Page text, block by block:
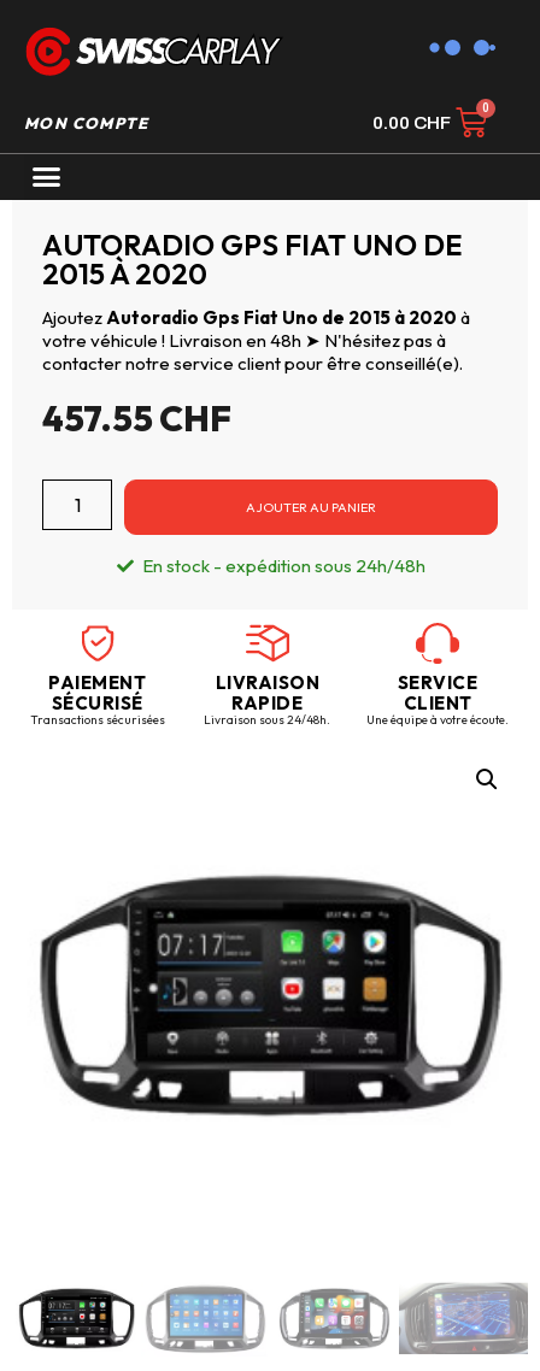
MON COMPTE 0.00 CHF
AUTORADIO GPS FIAT UNO DE
2015 À 2020
Ajoutez Autoradio Gps Fiat Uno de 2015 à 2020 à
votre véhicule ! Livraison en 48h ➤ N'hésitez pas à
contacter notre service client pour être conseillé(e).
457.55CHF
AJOUTER AU PANIER
En stock - expédition sous 24h/48h
PAIEMENT
SÉCURISÉ
Transactions sécurisées
LIVRAISON
RAPIDE
Livraison sous 24/48h.
SERVICE
CLIENT
Une équipe à votre écoute.